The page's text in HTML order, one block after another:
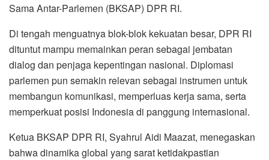
Sama Antar-Parlemen (BKSAP) DPR RI.
Di tengah menguatnya blok-blok kekuatan besar, DPR RI
dituntut mampu memainkan peran sebagai jembatan
dialog dan penjaga kepentingan nasional. Diplomasi
parlemen pun semakin relevan sebagai instrumen untuk
membangun komunikasi, memperluas kerja sama, serta
memperkuat posisi Indonesia di panggung internasional.
Ketua BKSAP DPR RI, Syahrul Aidi Maazat, menegaskan
bahwa dinamika global yang sarat ketidakpastian